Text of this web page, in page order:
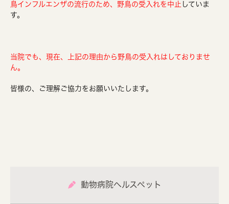
鳥インフルエンザの流行のため、野鳥の受入れを中止 していま
す。
当院でも、現在、上記の理由から野鳥の受入れはしておりませ
ん。
皆様の、ご理解ご協力をお願いいたします。
動物病院ヘルスペット